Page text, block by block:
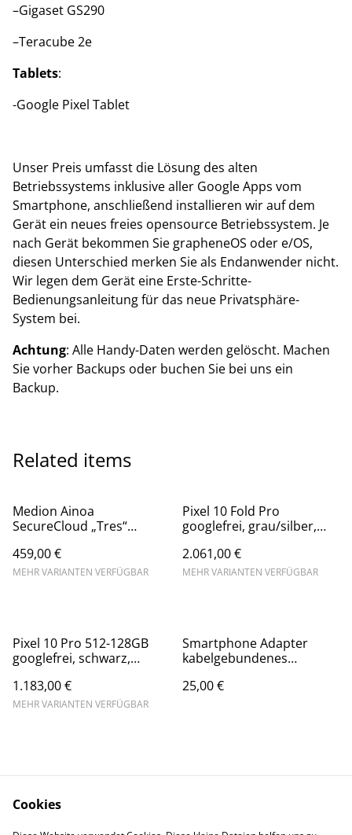
–Gigaset GS290
–Teracube 2e
Tablets:
-Google Pixel Tablet
Unser Preis umfasst die Lösung des alten
Betriebssystems inklusive aller Google Apps vom
Smartphone, anschließend installieren wir auf dem
Gerät ein neues freies opensource Betriebssystem. Je
nach Gerät bekommen Sie grapheneOS oder e/OS,
diesen Unterschied merken Sie als Endanwender nicht.
Wir legen dem Gerät eine Erste-Schritte-
Bedienungsanleitung für das neue Privatsphäre-
System bei.
Achtung: Alle Handy-Daten werden gelöscht. Machen
Sie vorher Backups oder buchen Sie bei uns ein
Backup.
Related items
Medion Ainoa
SecureCloud „Tres“
459,00 €
MEHR VARIANTEN VERFÜGBAR
Pixel 10 Fold Pro
googlefrei, grau/silber,
PrivacyPhone
FreiheitsHandy
2.061,00 €
MEHR VARIANTEN VERFÜGBAR
Pixel 10 Pro 512-128GB
googlefrei, schwarz,
PrivacyPhone
1.183,00 €
MEHR VARIANTEN VERFÜGBAR
Smartphone Adapter
kabelgebundenes
Adapter, RJ-45, USB-C 3.0
25,00 €
Cookies